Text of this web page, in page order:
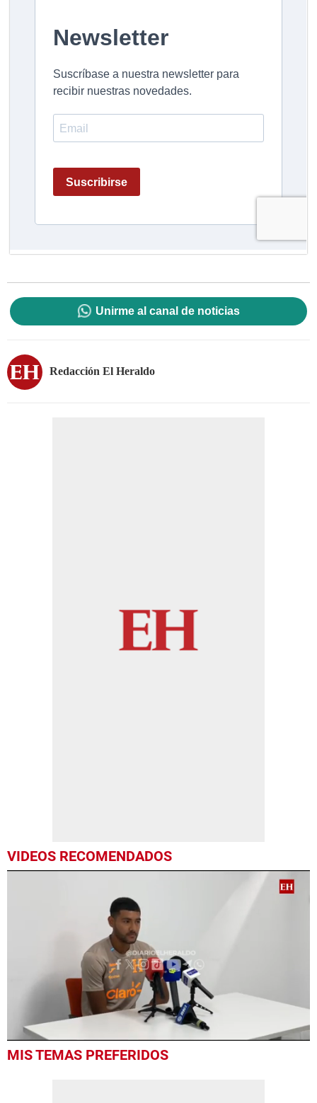
Unirme al canal de noticias
Redacción El Heraldo
VIDEOS RECOMENDADOS
seconds
MIS TEMAS PREFERIDOS